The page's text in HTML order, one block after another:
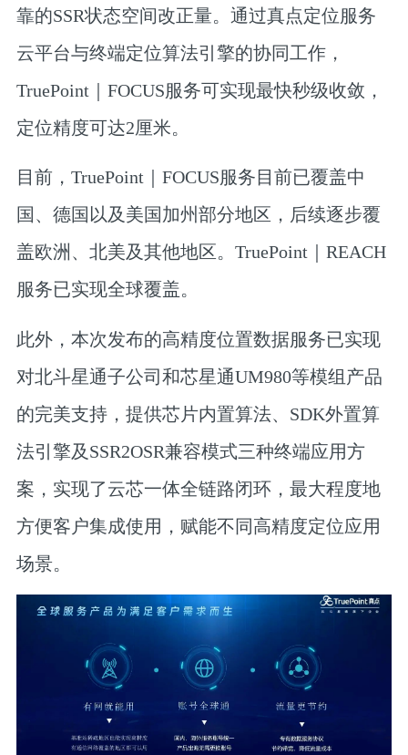
靠的SSR状态空间改正量。通过真点定位服务
云平台与终端定位算法引擎的协同工作，
TruePoint｜FOCUS服务可实现最快秒级收敛，
定位精度可达2厘米。
目前， TruePoint｜FOCUS服务目前已覆盖中
国、德国以及美国加州部分地区 ，后续逐步覆
盖欧洲、北美及其他地区。 TruePoint｜REACH
服务已实现全球覆盖。
此外，本次发布的高精度位置数据服务已实现
对北斗星通子公司和芯星通UM980等模组产品
的完美支持，提供芯片内置算法、SDK外置算
法引擎及SSR2OSR兼容模式三种终端应用方
案，实现了云芯一体全链路闭环，最大程度地
方便客户集成使用，赋能不同高精度定位应用
场景。